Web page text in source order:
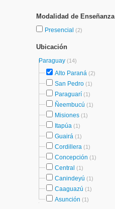
Modalidad de Enseñanza
Presencial (2)
Ubicación
Paraguay (14)
Alto Paraná (2)
San Pedro (1)
Paraguarí (1)
Ñeembucú (1)
Misiones (1)
Itapúa (1)
Guairá (1)
Cordillera (1)
Concepción (1)
Central (1)
Canindeyú (1)
Caaguazú (1)
Asunción (1)